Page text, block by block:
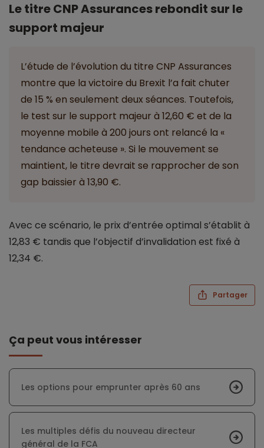
Le titre CNP Assurances rebondit sur le
support majeur
L’étude de l’évolution du titre CNP Assurances
montre que la victoire du Brexit l’a fait chuter
de 15 % en seulement deux séances. Toutefois,
le test sur le support majeur à 12,60 € et de la
moyenne mobile à 200 jours ont relancé la «
tendance acheteuse ». Si le mouvement se
maintient, le titre devrait se rapprocher de son
gap baissier à 13,90 €.
Avec ce scénario, le prix d’entrée optimal s’établit à
12,83 € tandis que l’objectif d’invalidation est fixé à
12,34 €.
Partager
Ça peut vous intéresser
Les options pour emprunter après 60 ans
Les multiples défis du nouveau directeur
général de la FCA